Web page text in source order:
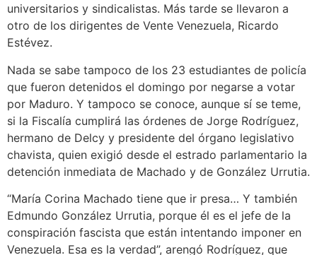
universitarios y sindicalistas. Más tarde se llevaron a
otro de los dirigentes de Vente Venezuela, Ricardo
Estévez.
Nada se sabe tampoco de los 23 estudiantes de policía
que fueron detenidos el domingo por negarse a votar
por Maduro. Y tampoco se conoce, aunque sí se teme,
si la Fiscalía cumplirá las órdenes de Jorge Rodríguez,
hermano de Delcy y presidente del órgano legislativo
chavista, quien exigió desde el estrado parlamentario la
detención inmediata de Machado y de González Urrutia.
“María Corina Machado tiene que ir presa… Y también
Edmundo González Urrutia, porque él es el jefe de la
conspiración fascista que están intentando imponer en
Venezuela. Esa es la verdad”, arengó Rodríguez, que